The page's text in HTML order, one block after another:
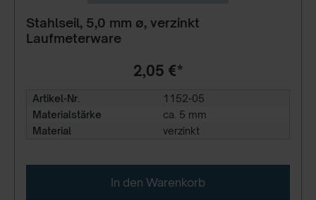
Stahlseil, 5,0 mm ø, verzinkt
Laufmeterware
2,05 €*
Artikel-Nr.
1152-05
Materialstärke
ca. 5 mm
Material
verzinkt
In den Warenkorb